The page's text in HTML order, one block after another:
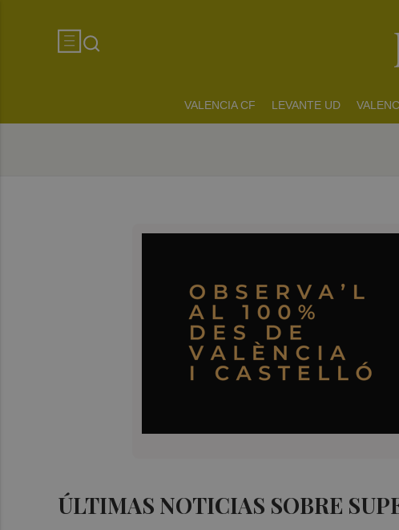
VALENCIA CF LEVANTE UD
ÚLTIMAS NOTICIAS SOBRE